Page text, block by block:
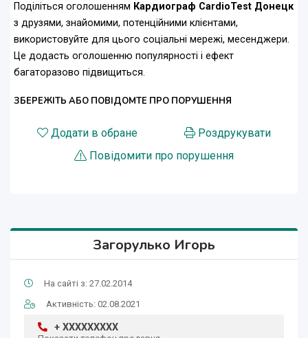
Поділіться оголошенням Кардиограф CardioTest Донецк
з друзями, знайомими, потенційними клієнтами,
використовуйте для цього соціальні мережі, месенджери.
Це додасть оголошенню популярності і ефект
багаторазово підвищиться.
ЗБЕРЕЖІТЬ АБО ПОВІДОМТЕ ПРО ПОРУШЕННЯ
Додати в обране
Роздрукувати
Повідомити про порушення
Загорулько Игорь
На сайті з: 27.02.2014
Активність: 02.08.2021
+ XXXXXXXXX